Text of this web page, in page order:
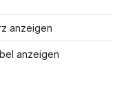
anzeigen
anzeigen